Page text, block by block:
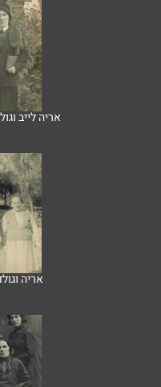
אריה לייב
אריה וגולדה